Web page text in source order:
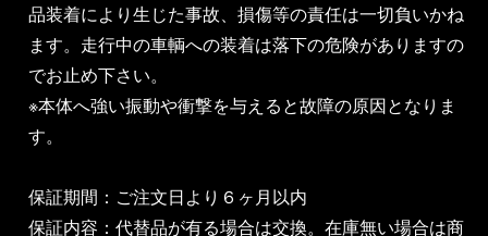
品装着により生じた事故、損傷等の責任は一切負いかね
ます。走行中の車輌への装着は落下の危険がありますの
でお止め下さい。
※本体へ強い振動や衝撃を与えると故障の原因となりま
す。
保証期間：ご注文日より６ヶ月以内
保証内容：代替品が有る場合は交換。在庫無い場合は商